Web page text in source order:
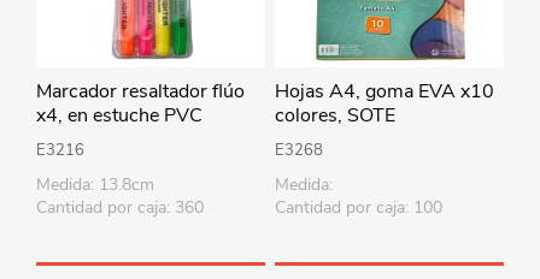
Marcador resaltador flúo
x4, en estuche PVC
E3216
Medida: 13.8cm
Cantidad por caja: 360
Hojas A4, goma EVA x10
colores, SOTE
E3268
Medida:
Cantidad por caja: 100